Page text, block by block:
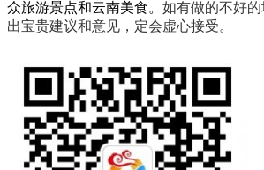
众旅游景点和云南美食。 如有做的不好
出宝贵建议和意见，定会虚心接受。